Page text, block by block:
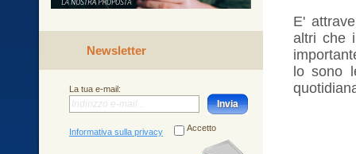
Newsletter
La tua e-mail:
Invia
Informativa sulla privacy Accetto
E'
altri che
lo sono